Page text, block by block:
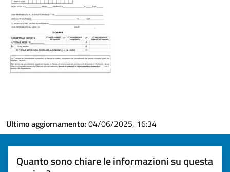
Ultimo aggiornamento: 04/06/2025, 16:34
Quanto sono chiare le informazioni su questa